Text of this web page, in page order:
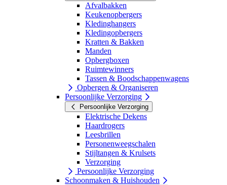
Afvalbakken
Keukenopbergers
Kledinghangers
Kledingopbergers
Kratten & Bakken
Manden
Opbergboxen
Ruimtewinners
Tassen & Boodschappenwagens
Opbergen & Organiseren
Persoonlijke Verzorging
Persoonlijke Verzorging
Elektrische Dekens
Haardrogers
Leesbrillen
Personenweegschalen
Stijltangen & Krulsets
Verzorging
Persoonlijke Verzorging
Schoonmaken & Huishouden